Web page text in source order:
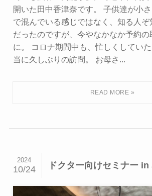
開いた田中香津奈です。 子供達が小
で混んでいる感じではなく、知る人
だったのですが、今やなかなか予約
に。 コロナ期間中も、忙しくしてい
当に久しぶりの訪問。 お母さ...
ドクター向けセミナー in
2024
10/24